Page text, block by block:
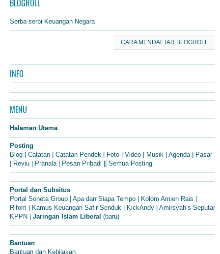
BLOGROLL
Serba-serbi Keuangan Negara
CARA MENDAFTAR BLOGROLL
INFO
MENU
Halaman Utama
Posting
Blog | Catatan | Catatan Pendek | Foto | Video | Musik | Agenda | Pasar
| Reviu | Pranala | Pesan Pribadi || Semua Posting
Portal dan Subsitus
Portal Soneta Group | Apa dan Siapa Tempo | Kolom Amien Rais |
Riforri | Kamus Keuangan Safir Senduk | KickAndy | Amirsyah’s Seputar
KPPN | Jaringan Islam Liberal (baru)
Bantuan
Bantuan dan Kebijakan